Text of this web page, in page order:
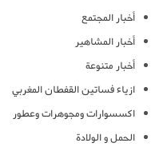
أخبار المجتمع
أخبار المشاهير
أخبار متنوعة
ازياء فساتين القفطان المغربي
اكسسوارات ومجوهرات وعطور
الحمل و الولادة